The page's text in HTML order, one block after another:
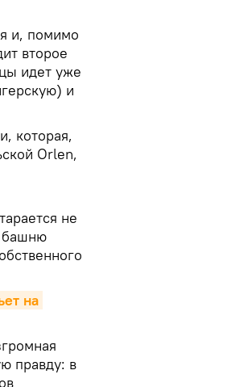
и, помимо
второе
идет уже
и
которая,
Orlen,
не
башню
на
правду: в